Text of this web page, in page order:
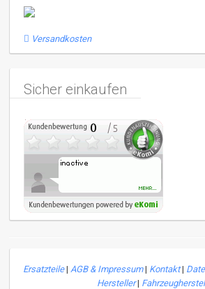
Versandkosten
Sicher einkaufen
Ersatzteile| AGB & Impressum| Kontakt|
Hersteller|